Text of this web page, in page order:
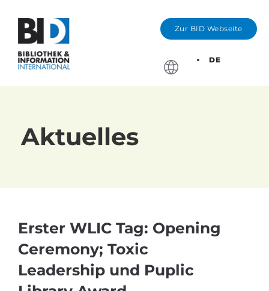
Zur BID Webseite
DE
Aktuelles
Erster WLIC Tag: Opening
Ceremony; Toxic
Leadership und Puplic